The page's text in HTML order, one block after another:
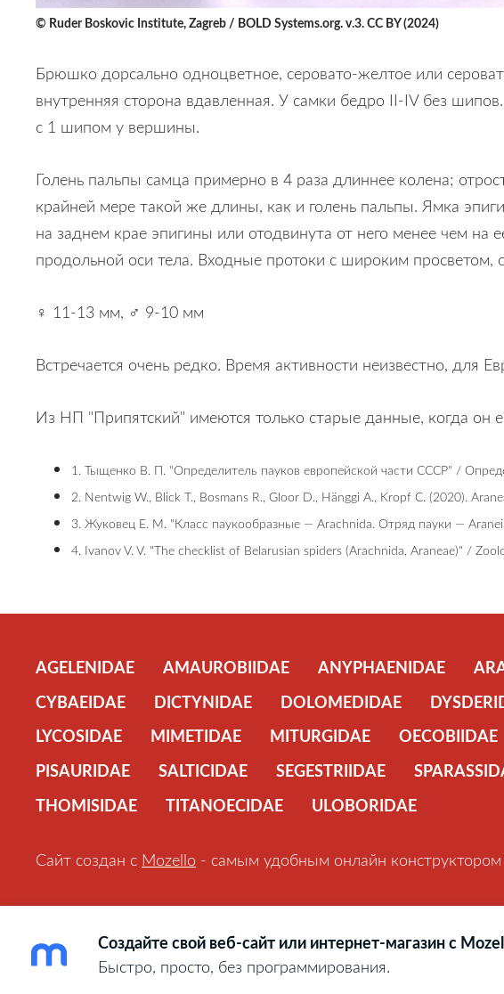
© Ruder Boskovic Institute, Zagreb / BOLD Systems.org. v.3. CC BY (2024)
Брюшко дорсально одноцветное, серовато-желтое или
внутренняя сторона вдавленная. У самки бедро II-IV без
с 1 шипом у вершины.
Голень пальпы самца примерно в 4 раза длиннее колена;
крайней мере такой же длины, как и голень пальпы. Ямка
на заднем крае эпигины или отодвинута от него менее чем
продольной оси тела. Входные протоки с широким просветом,
♀ 11-13 мм, ♂ 9-10 мм
Встречается очень редко. Время активности неизвестно, для
Из НП "Припятский" имеются только старые данные, когда
1. Тыщенко В. П. "Определитель пауков европейской части СССР" /
2. Nentwig W., Blick T., Bosmans R., Gloor D., Hänggi A., Kropf C. (2020).
3. Жуковец Е. М. "Класс паукообразные — Arachnida. Отряд пауки —
4. Ivanov V. V. "The checklist of Belarusian spiders (Arachnida, Araneae)" /
AGELENIDAE AMAUROBIIDAE ANYPHAENIDAE
CYBAEIDAE
DICTYNIDAE DOLOMEDIDAE
LYCOSIDAE
MIMETIDAE MITURGIDAE OECOBIIDAE
PISAURIDAE
SALTICIDAE SEGESTRIIDAE
THOMISIDAE
TITANOECIDAE ULOBORIDAE
Сайт создан с Mozello - самым удобным онлайн конструктором
Создайте свой веб-сайт или интернет-магазин с
Быстро, просто, без программирования.